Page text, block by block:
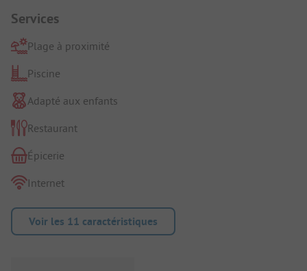
Services
Plage à proximité
Piscine
Adapté aux enfants
Restaurant
Épicerie
Internet
Voir les 11 caractéristiques